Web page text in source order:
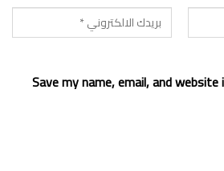
Save my name, email, and